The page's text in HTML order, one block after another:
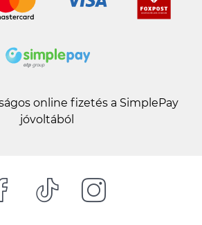
online fizetés a SimplePay
jóvoltából